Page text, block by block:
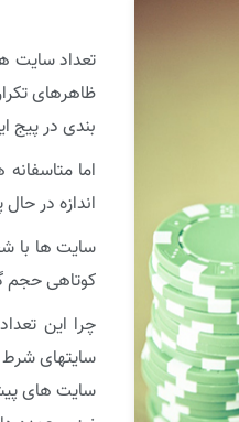
تعداد سایت
ظاهرهای
بندی در پیج
اما
اندازه در
سایت ها با
کوتاهی حجم
چرا این
سایتهای شرط
سایت های